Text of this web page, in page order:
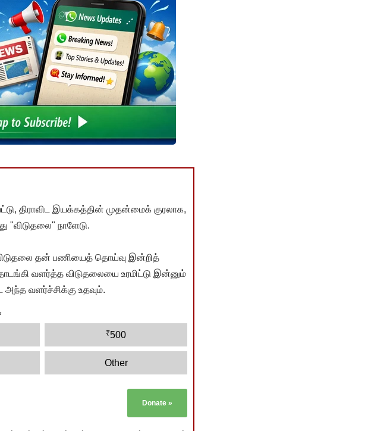
திராவிட இயக்கத்தின் முதன்மைக் குரலாக,
"விடுதலை" நாளேடு.
விடுதலை தன் பணியைத் தொய்வு இன்றித்
வளர்த்த விடுதலையை உரமிட்டு இன்னும்
வளர்ச்சிக்கு உதவும்.
₹500
Other
Donate »